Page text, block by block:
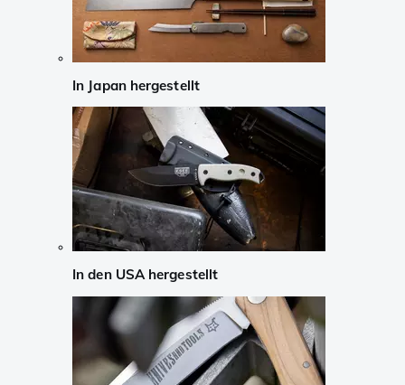
In Japan hergestellt
In den USA hergestellt